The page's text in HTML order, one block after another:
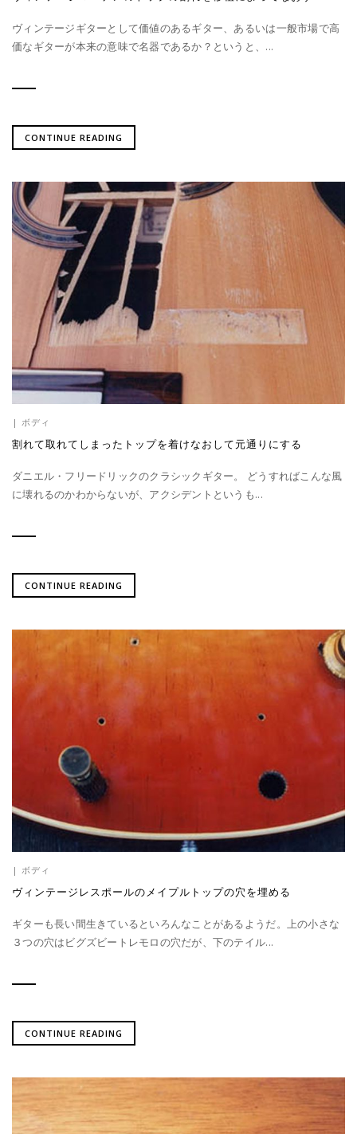
ヴィンテージギターとして価値のあるギター、あるいは一般市場で高
価なギターが本来の意味で名器であるか？というと、...
CONTINUE READING
| ボディ
割れて取れてしまったトップを着けなおして元通りにする
ダニエル・フリードリックのクラシックギター。 どうすればこんな風
に壊れるのかわからないが、アクシデントというも...
CONTINUE READING
| ボディ
ヴィンテージレスポールのメイプルトップの穴を埋める
ギターも長い間生きているといろんなことがあるようだ。上の小さな
３つの穴はビグズビートレモロの穴だが、下のテイル...
CONTINUE READING